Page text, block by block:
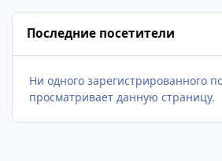
Последние посетители
Ни одного зарегистрированного
просматривает данную страницу.